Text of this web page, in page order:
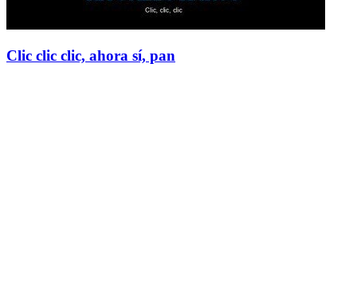
Clic clic clic, ahora sí, pan